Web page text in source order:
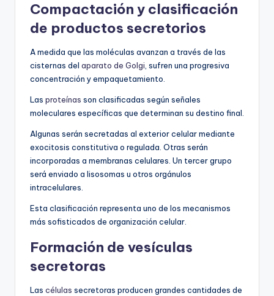
Compactación y clasificación
de productos secretorios
A medida que las moléculas avanzan a través de las
cisternas del aparato de Golgi , sufren una progresiva
concentración y empaquetamiento.
Las proteínas son clasificadas según señales
moleculares específicas que determinan su destino final.
Algunas serán secretadas al exterior celular mediante
exocitosis constitutiva o regulada. Otras serán
incorporadas a membranas celulares. Un tercer grupo
será enviado a lisosomas u otros orgánulos
intracelulares.
Esta clasificación representa uno de los mecanismos
más sofisticados de organización celular.
Formación de vesículas
secretoras
Las células secretoras producen grandes cantidades de